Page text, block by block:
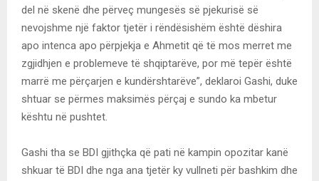
del në skenë dhe përveç mungesës së pjekurisë së
nevojshme një faktor tjetër i rëndësishëm është dëshira
apo intenca apo përpjekja e Ahmetit që të mos merret me
zgjidhjen e problemeve të shqiptarëve, por më tepër është
marrë me përçarjen e kundërshtarëve”, deklaroi Gashi, duke
shtuar se përmes maksimës përçaj e sundo ka mbetur
kështu në pushtet.
Gashi tha se BDI gjithçka që pati në kampin opozitar kanë
shkuar të BDI dhe nga ana tjetër ky vullneti për bashkim dhe